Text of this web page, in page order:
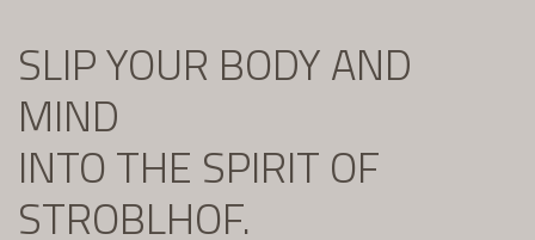
SLIP YOUR BODY AND
MIND
INTO THE SPIRIT OF
STROBLHOF.